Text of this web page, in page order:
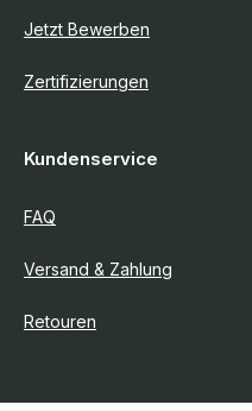
Jetzt Bewerben
Zertifizierungen
Kundenservice
FAQ
Versand & Zahlung
Retouren